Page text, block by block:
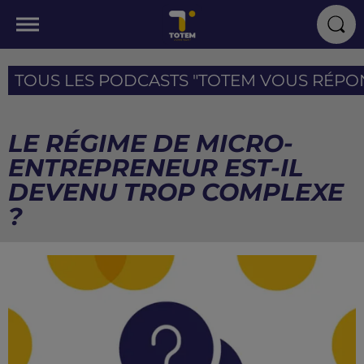
TOUS LES PODCASTS "TOTEM VOUS
LE RÉGIME DE MICRO-
ENTREPRENEUR EST-IL
DEVENU TROP COMPLEXE
?